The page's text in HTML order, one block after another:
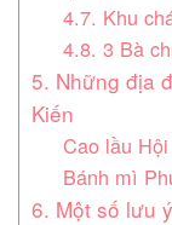
4.7. Khu
4.8. 3 Bà
5. Những địa
Kiến
Cao lầu
Bánh mì
6. Một số lưu